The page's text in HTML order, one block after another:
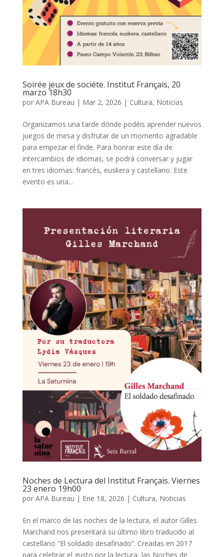
Soirée jeux de sociéte. Institut Français, 20
marzo 18h30
por APA Bureau | Mar 2, 2026 | Cultura, Noticias
Organizamos una tarde dónde podéis aprender nuevos
juegos de mesa y disfrutar de un momento agradable
para empezar el finde. Para honrar este día de
intercambios de idiomas, se podrá conversar y jugar
en tres idiomas: francés, euskera y castellano. Este
evento es una...
Noches de Lectura del Institut Français. Viernes
23 enero 19h00
por APA Bureau | Ene 18, 2026 | Cultura, Noticias
En el marco de las noches de la lectura, el autor Gilles
Marchand nos presentará su último libro traducido al
castellano “El soldado desafinado”. Creadas en 2017
para celebrar el gusto por la lectura, las Noches de